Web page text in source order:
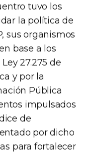
tuvo los
la política de
sus organismos
base a los
27.275 de
y por la
Pública
impulsados
de
por dicho
para fortalecer